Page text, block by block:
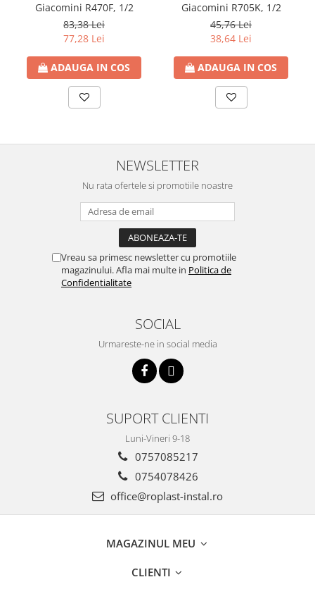
Giacomini R470F, 1/2
83,38 Lei
77,28 Lei
ADAUGA IN COS
Giacomini R705K, 1/2
45,76 Lei
38,64 Lei
ADAUGA IN COS
NEWSLETTER
Nu rata ofertele si promotiile noastre
Vreau sa primesc newsletter cu promotiile
magazinului. Afla mai multe in Politica de
Confidentialitate
SOCIAL
Urmareste-ne in social media
SUPORT CLIENTI
Luni-Vineri 9-18
0757085217
0754078426
office@roplast-instal.ro
MAGAZINUL MEU
CLIENTI